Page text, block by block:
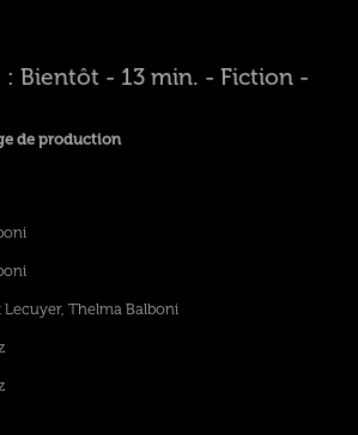
: Bientôt - 13 min. - Fiction -
de production
Lecuyer, Thelma Balboni